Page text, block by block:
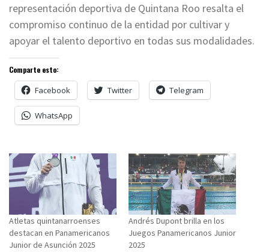
representación deportiva de Quintana Roo resalta el
compromiso continuo de la entidad por cultivar y
apoyar el talento deportivo en todas sus modalidades.
Comparte esto:
Facebook Twitter Telegram
WhatsApp
Atletas quintanarroenses
destacan en Panamericanos
Junior de Asunción 2025
Andrés Dupont brilla en los
Juegos Panamericanos Junior
2025